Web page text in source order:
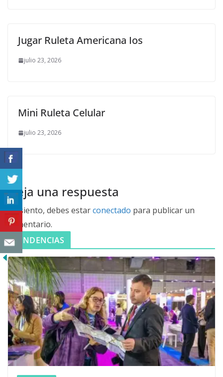
Jugar Ruleta Americana Ios
julio 23, 2026
Mini Ruleta Celular
julio 23, 2026
Deja una respuesta
Lo siento, debes estarconectado para publicar un
comentario.
TENDENCIAS